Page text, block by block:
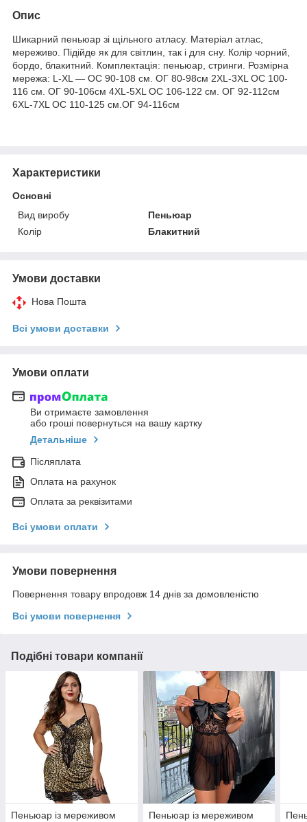
Опис
Шикарний пеньюар зі щільного атласу. Матеріал атлас,
мереживо. Підійде як для світлин, так і для сну. Колір чорний,
бордо, блакитний. Комплектація: пеньюар, стринги. Розмірна
мережа: L-XL — ОС 90-108 см. ОГ 80-98см 2XL-3XL ОС 100-
116 см. ОГ 90-106см 4XL-5XL ОС 106-122 см. ОГ 92-112см
6XL-7XL ОС 110-125 см.ОГ 94-116см
Характеристики
Основні
Вид виробу
Пеньюар
Колір
Блакитний
Умови доставки
Нова Пошта
Всі умови доставки
Умови оплати
Ви отримаєте замовлення
або гроші повернуться на вашу картку
Детальніше
Післяплата
Оплата на рахунок
Оплата за реквізитами
Всі умови оплати
Умови повернення
Повернення товару впродовж 14 днів за домовленістю
Всі умови повернення
Подібні товари компанії
Пеньюар із мереживом Пеньюар із мереживом